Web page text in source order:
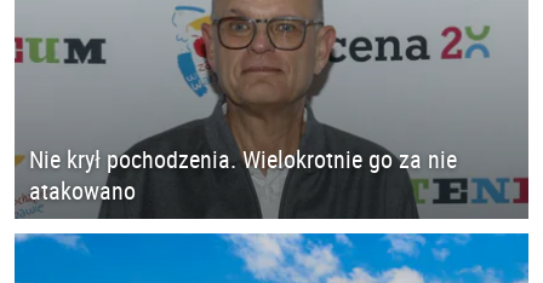
Nie krył pochodzenia. Wielokrotnie go za nie
atakowano